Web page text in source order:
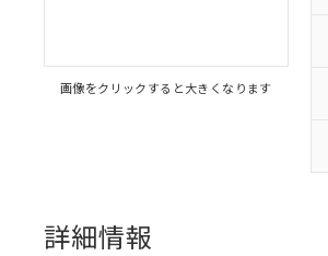
画像をクリックすると大きくなります
詳細情報